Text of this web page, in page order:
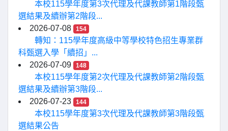
本校115學年度第3次代理及代課教師第1階段甄
選結果及續辦第2階段...
2026-07-08
154
轉知：115學年度高級中等學校特色招生專業群
科甄選入學「續招」...
2026-07-09
148
本校115學年度第2次代理及代課教師第2階段甄
選結果及續辦第3階段...
2026-07-23
144
本校115學年度第3次代理及代課教師第3階段甄
選結果公告